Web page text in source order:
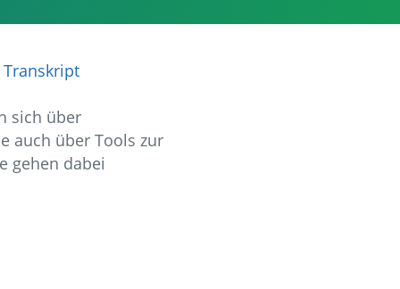
Transkript
sich über
auch über Tools zur
gehen dabei